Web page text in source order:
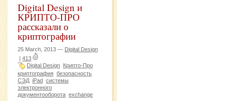
Digital Design и
КРИПТО-ПРО
рассказали о
криптографии
25 March, 2013 — Digital Design
| 413
Digital Design Крипто-Про
криптография безопасность
СЭД iPad системы
электронного
документооборота exchange